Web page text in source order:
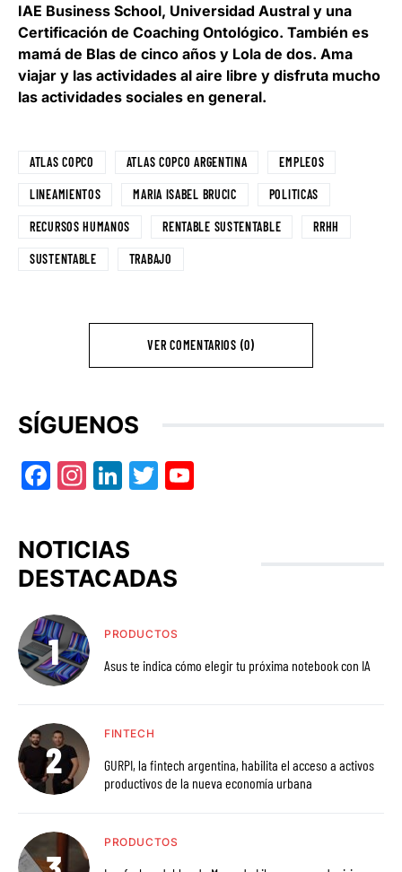
IAE Business School, Universidad Austral y una
Certificación de Coaching Ontológico. También es
mamá de Blas de cinco años y Lola de dos. Ama
viajar y las actividades al aire libre y disfruta mucho
las actividades sociales en general.
ATLAS COPCO ATLAS COPCO ARGENTINA EMPLEOS
LINEAMIENTOS MARIA ISABEL BRUCIC POLITICAS
RECURSOS HUMANOS RENTABLE SUSTENTABLE RRHH
SUSTENTABLE TRABAJO
VER COMENTARIOS (0)
SÍGUENOS
Facebook
Instagram
LinkedIn
Twitter
NOTICIAS
DESTACADAS
PRODUCTOS
Asus te indica cómo elegir tu próxima notebook con IA
FINTECH
GURPI, la fintech argentina, habilita el acceso a activos
productivos de la nueva economía urbana
PRODUCTOS